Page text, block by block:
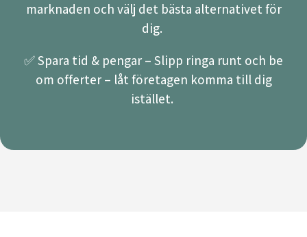
marknaden och välj det bästa alternativet för
dig.
✅ Spara tid & pengar – Slipp ringa runt och be
om offerter – låt företagen komma till dig
istället.